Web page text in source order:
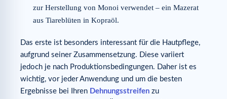
zur Herstellung von Monoi verwendet – ein Mazerat
aus Tiareblüten in Kopraöl.
Das erste ist besonders interessant für die Hautpflege,
aufgrund seiner Zusammensetzung. Diese variiert
jedoch je nach Produktionsbedingungen. Daher ist es
wichtig, vor jeder Anwendung und um die besten
Ergebnisse bei Ihren Dehnungsstreifen zu